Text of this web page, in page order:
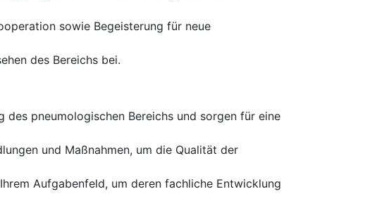
sowie Begeisterung für neue
des Bereichs bei.
pneumologischen Bereichs und sorgen für eine
und Maßnahmen, um die Qualität der
Aufgabenfeld, um deren fachliche Entwicklung